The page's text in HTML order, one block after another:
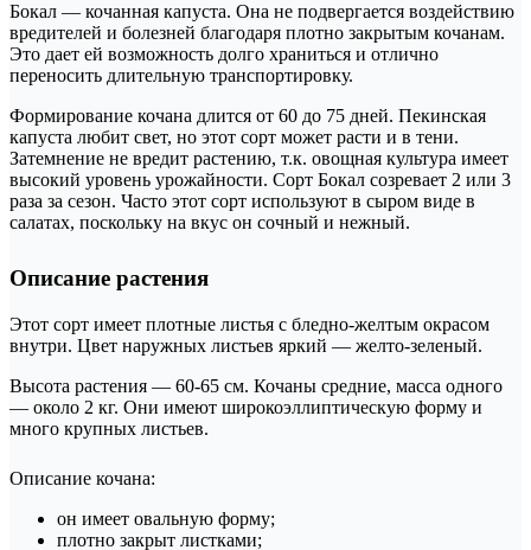
Бокал — кочанная капуста. Она не подвергается воздействию
вредителей и болезней благодаря плотно закрытым кочанам.
Это дает ей возможность долго храниться и отлично
переносить длительную транспортировку.
Формирование кочана длится от 60 до 75 дней. Пекинская
капуста любит свет, но этот сорт может расти и в тени.
Затемнение не вредит растению, т.к. овощная культура имеет
высокий уровень урожайности. Сорт Бокал созревает 2 или 3
раза за сезон. Часто этот сорт используют в сыром виде в
салатах, поскольку на вкус он сочный и нежный.
Описание растения
Этот сорт имеет плотные листья с бледно-желтым окрасом
внутри. Цвет наружных листьев яркий — желто-зеленый.
Высота растения — 60-65 см. Кочаны средние, масса одного
— около 2 кг. Они имеют широкоэллиптическую форму и
много крупных листьев.
Описание кочана:
он имеет овальную форму;
плотно закрыт листками;